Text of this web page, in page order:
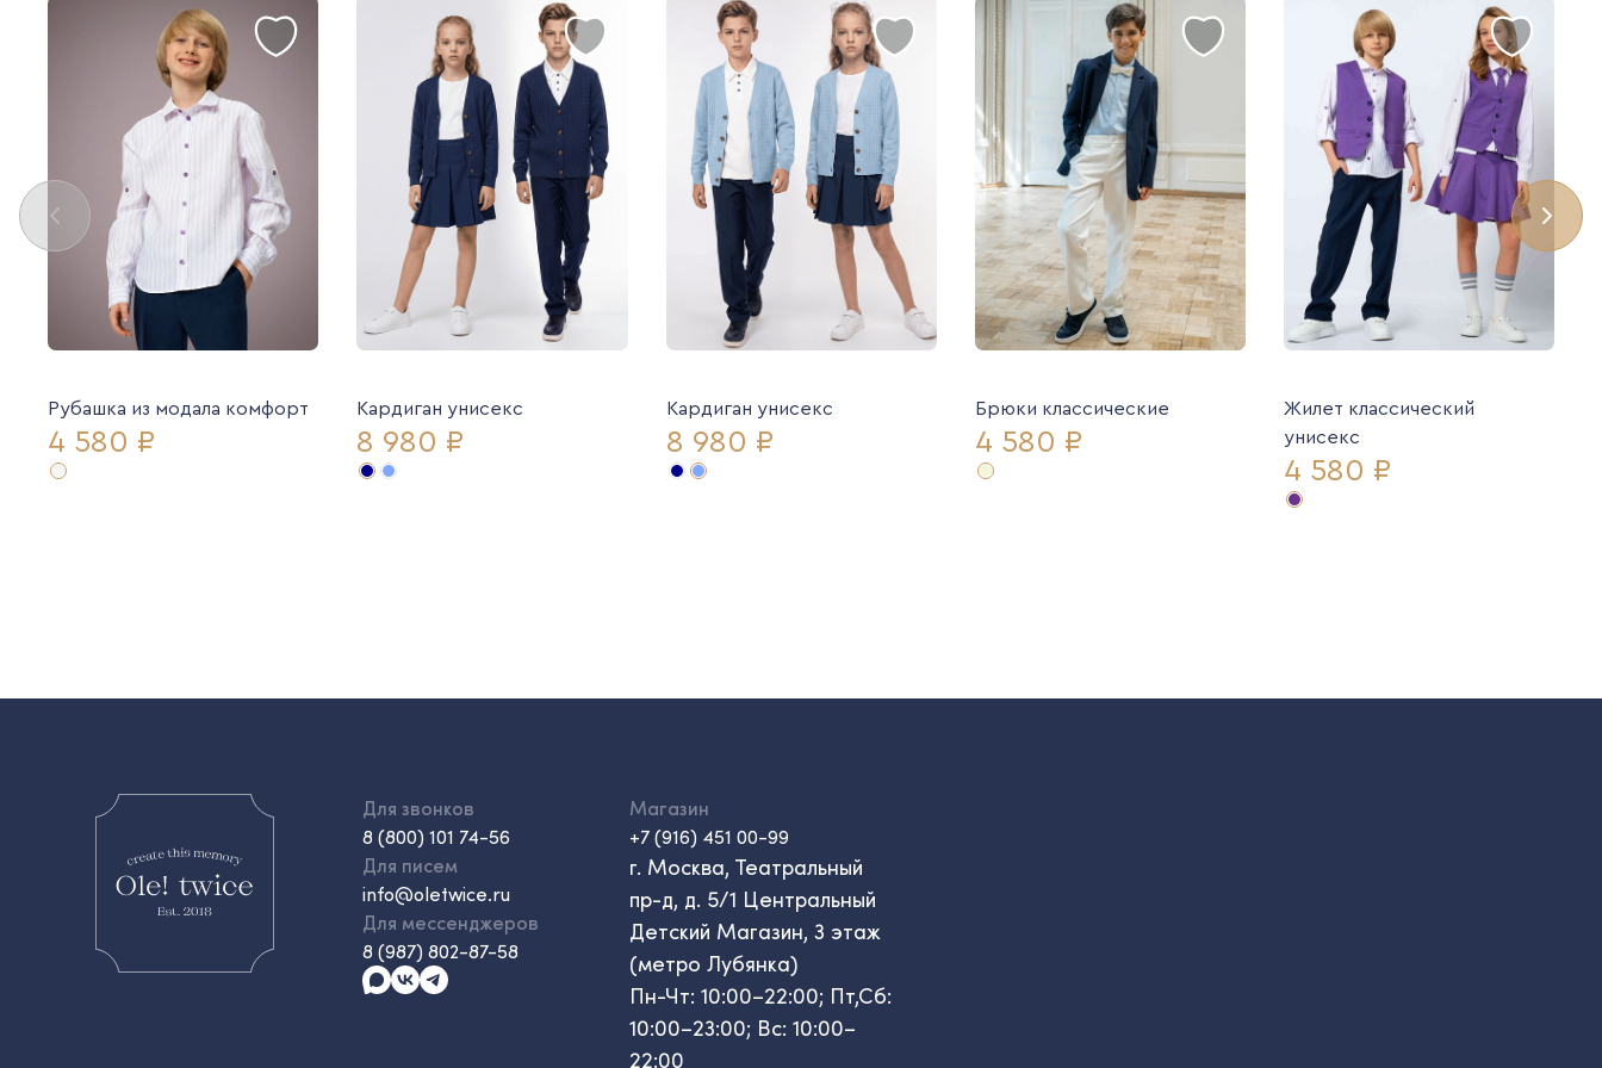
Рубашка из модала комфорт
4 580 ₽
Кардиган унисекс
8 980 ₽
Кардиган унисекс
8 980 ₽
Брюки классические
4 580 ₽
Жилет классический
унисекс
4 580 ₽
Для звонков
8 (800) 101 74-56
Для писем
info@oletwice.ru
Для мессенджеров
8 (987) 802-87-58
Магазин
+7 (916) 451 00-99
г. Москва, Театральный
пр-д, д. 5/1 Центральный
Детский Магазин, 3 этаж
(метро Лубянка)
Пн-Чт: 10:00–22:00; Пт,Сб:
10:00–23:00; Вс: 10:00–
22:00